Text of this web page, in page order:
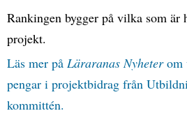
Rankingen bygger på vilka som är
projekt.
Läs mer på Läraranas Nyheterom
pengar i projektbidrag från
kommittén.